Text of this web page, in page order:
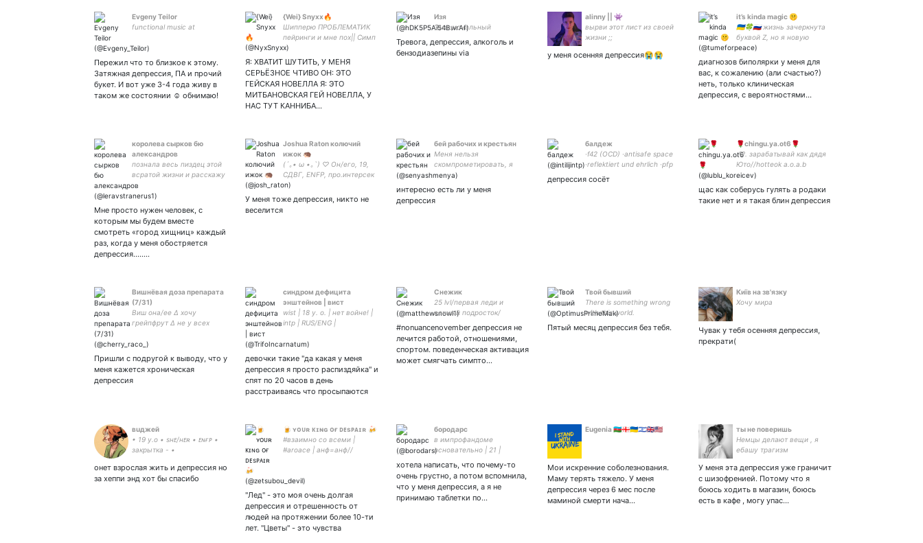
Evgeny Teilor
functional music at
Пережил что то близкое к этому.
Затяжная депрессия, ПА и прочий
букет. И вот уже 3-4 года живу в
таком же состоянии ☺️ обнимаю!
{Wei} Snyxx🔥
Шипперю ПРОБЛЕМАТИК
пейринги и мне пох|| Симп
на дуделькина и нищую
рыбу¦ Я тут чисто ради
фандомов¦ 💜❤️ Дракон и
псина - канон
Я: ХВАТИТ ШУТИТЬ, У МЕНЯ
СЕРЬЁЗНОЕ ЧТИВО ОН: ЭТО
ГЕЙСКАЯ НОВЕЛЛА Я: ЭТО
МИТБАНОВСКАЯ ГЕЙ НОВЕЛЛА, У
НАС ТУТ КАННИБА…
Изя
Эмоциональный
Тревога, депрессия, алкоголь и
бензодиазепины via
alinny || 👾
вырви этот лист из своей
жизни ;;
у меня осенняя депрессия😭😭
it’s kinda magic 🤫
🇺🇦🍀🇷🇺 жизнь зачеркнута
буквой Z, но я новую
срежиссирую
диагнозов биполярки у меня для
вас, к сожалению (али счастью?)
неть, только клиническая
депрессия, с вероятностями…
королева сырков бю
александров
познала весь пиздец этой
всратой жизни и расскажу
вам
Мне просто нужен человек, с
которым мы будем вместе
смотреть «город хищниц» каждый
раз, когда у меня обостряется
депрессия……..
Joshua Raton колючий
ижок 🦔
(´｡• ω •｡`) ♡ Он/его, 19,
СДВГ, ENFP, про.интерсек
- arts💰5536 9140 0267
01.10.22
У меня тоже депрессия, никто не
веселится
бей рабочих и крестьян
Меня нельзя
скомпрометировать, я
весенний ветерок
интересно есть ли у меня
депрессия
балдеж
·f42 (OCD) ·antisafe space
·reflektiert und ehrlich ·pfp
депрессия сосёт
🌹chingu.ya.ot6🌹
.♡. зарабатывай как дядя
Юто//hotteok a.o.a.b
#we_want_ravn_back
щас как соберусь гулять а родаки
такие нет и я такая блин депрессия
Вишнёвая доза препарата
(7/31)
Виш она/ее ∆ хочу
грейпфрут ∆ не у всех
закреп
Пришли с подругой к выводу, что у
меня кажется хроническая
депрессия
синдром дефицита
энштейнов | вист
wist | 18 y. o. | нет войне! |
intp | RUS/ENG |
приплетения научного или
выдуманным штукам |
ut/dr, bsd
девочки такие "да какая у меня
депрессия я просто распиздяйка" и
спят по 20 часов в день
расстраиваясь что просыпаются
Снежик
25 lvl/первая леди и
вечный подросток/
котиков, поэтесса,
писательница,
безработная на
антидепрессанты и еду
#nonuancenovember депрессия не
лечится работой, отношениями,
спортом. поведенческая активация
может смягчать симпто…
Твой бывший
There is something wrong
with this world.
Пятый месяц депрессия без тебя.
Київ на зв'язку
Хочу мира
Чувак у тебя осенняя депрессия,
прекрати(
вuджей
• 19 y.o • sʜᴇ/ʜᴇʀ • ᴇɴғᴘ •
закрытка - •
онет взрослая жить и депрессия но
за хеппи энд хот бы спасибо
🍺 ʏᴏᴜʀ ᴋɪɴɢ ᴏғ ᴅᴇsᴘᴀɪʀ 🍻
#взаимно со всеми |
#aroace | анф=анф//
автомобилях и 2д мужиках.
"Лед" - это моя очень долгая
депрессия и отрешенность от
людей на протяжении более 10-ти
лет. "Цветы" - это чувства
бородарс
в импрофандоме
основательно | 21 |
хотела написать, что почему-то
очень грустно, а потом вспомнила,
что у меня депрессия, а я не
принимаю таблетки по…
Eugenia 🇦🇿🇬🇪🇺🇦🇮🇱🇬🇧🇺🇸
Мои искренние соболезнования.
Маму терять тяжело. У меня
депрессия через 6 мес после
маминой смерти нача…
ты не поверишь
Немцы делают вещи , я
ебашу трагизм
У меня эта депрессия уже граничит
с шизофренией. Потому что я
боюсь ходить в магазин, боюсь
есть в кафе , могу упас…